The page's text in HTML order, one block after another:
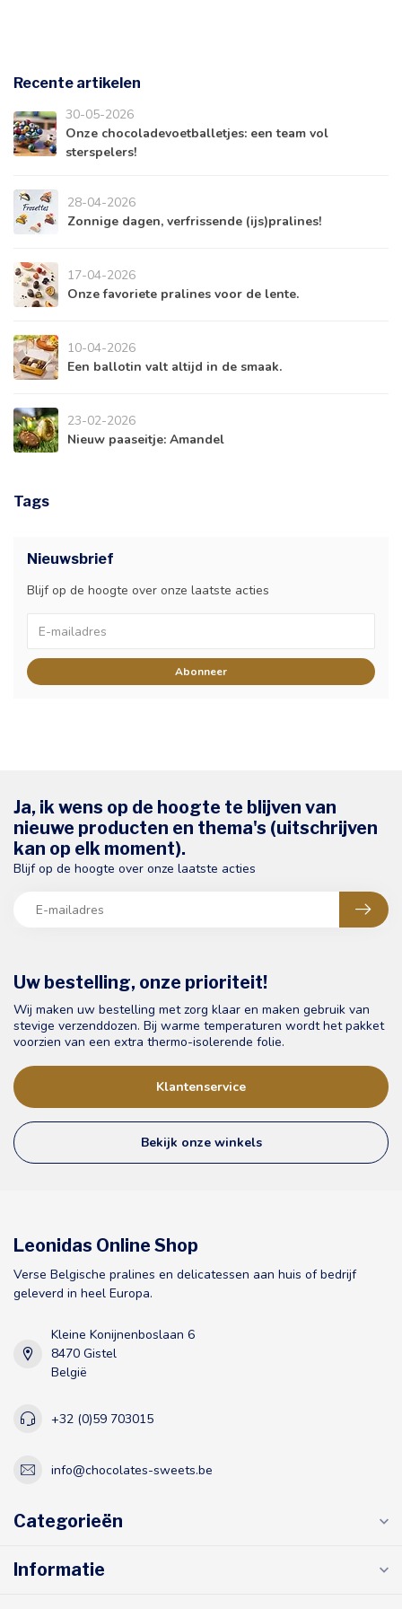
Recente artikelen
30-05-2026
Onze chocoladevoetballetjes: een team vol
sterspelers!
28-04-2026
Zonnige dagen, verfrissende (ijs)pralines!
17-04-2026
Onze favoriete pralines voor de lente.
10-04-2026
Een ballotin valt altijd in de smaak.
23-02-2026
Nieuw paaseitje: Amandel
Tags
Nieuwsbrief
Blijf op de hoogte over onze laatste acties
Abonneer
Uw bestelling, onze prioriteit!
Wij maken uw bestelling met zorg klaar en maken gebruik van
stevige verzenddozen. Bij warme temperaturen wordt het pakket
voorzien van een extra thermo-isolerende folie.
Klantenservice
Bekijk onze winkels
Ja, ik wens op de hoogte te blijven van
nieuwe producten en thema's (uitschrijven
kan op elk moment).
Blijf op de hoogte over onze laatste acties
Leonidas Online Shop
Verse Belgische pralines en delicatessen aan huis of bedrijf
geleverd in heel Europa.
Kleine Konijnenboslaan 6
8470 Gistel
België
+32 (0)59 703015
info@chocolates-sweets.be
Categorieën
Informatie